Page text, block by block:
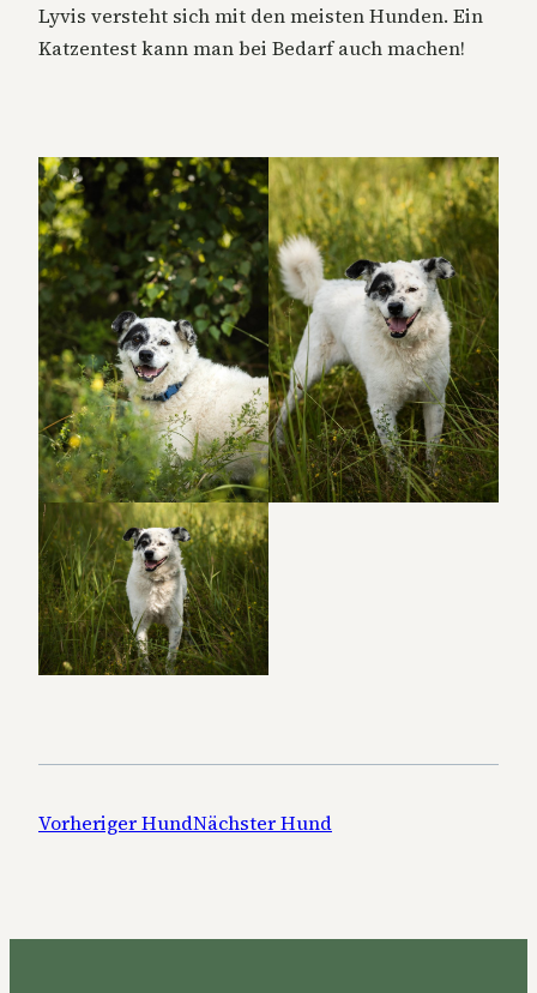
Lyvis versteht sich mit den meisten Hunden. Ein
Katzentest kann man bei Bedarf auch machen!
Vorheriger HundNächster Hund